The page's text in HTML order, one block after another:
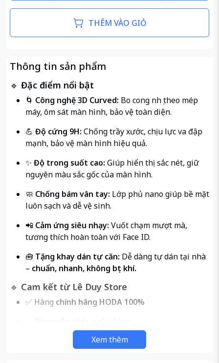
THÊM VÀO GIỎ
Thông tin sản phẩm
🔹 Đặc điểm nổi bật
🌀 Công nghệ 3D Curved: Bo cong nhẹ theo mép
máy, ôm sát màn hình, bảo vệ toàn diện.
💪 Độ cứng 9H: Chống trầy xước, chịu lực va đập
mạnh, bảo vệ màn hình hiệu quả.
✨ Độ trong suốt cao: Giúp hiển thị sắc nét, giữ
nguyên màu sắc gốc của màn hình.
🧼 Chống bám vân tay: Lớp phủ nano giúp bề mặt
luôn sạch và dễ vệ sinh.
📲 Cảm ứng siêu nhạy: Vuốt chạm mượt mà,
tương thích hoàn toàn với Face ID.
🧰 Tặng khay dán tự căn: Dễ dàng tự dán tại nhà
– chuẩn, nhanh, không bọt khí.
🔹 Cam kết từ Lê Duy Store
✅ Hàng chính hãng HODA 100%
✅ Dán miễn phí tại cửa hàng
✅ Giao hàng toàn quốc – kiểm tra trước khi nhận
Xem thêm